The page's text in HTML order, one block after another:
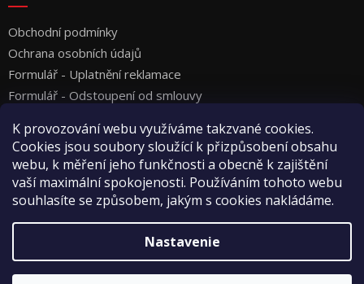
K provozování webu využíváme takzvané cookies.
Cookies jsou soubory sloužící k přizpůsobení obsahu
webu, k měření jeho funkčnosti a obecně k zajištění
vaší maximální spokojenosti. Používáním tohoto webu
souhlasíte se způsobem, jakým s cookies nakládáme.
Nastavenie
Obchodní podmínky
Ochrana osobních údajů
Formulář - Uplatnění reklamace
Formulář - Odstoupení od smlouvy
Vytvoril Shoptet
Copyright 2026Vyza Professional s.r.o.. Všetky práva